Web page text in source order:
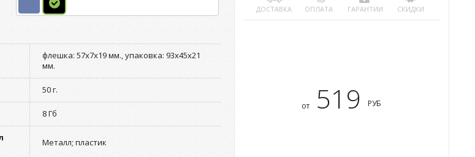
флешка: 57x7x19 мм., упаковка: 93х45х21
мм.
50 г.
8 Гб
Металл; пластик
ДОСТАВКА ОПЛАТА ГАРАНТИИ СКИДКИ
от 519 РУБ